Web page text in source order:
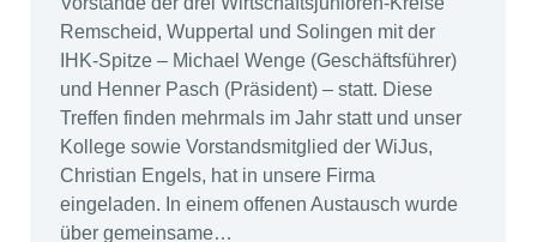
Remscheid, Wuppertal und Solingen mit der
IHK-Spitze – Michael Wenge (Geschäftsführer)
und Henner Pasch (Präsident) – statt. Diese
Treffen finden mehrmals im Jahr statt und unser
Kollege sowie Vorstandsmitglied der WiJus,
Christian Engels, hat in unsere Firma
eingeladen. In einem offenen Austausch wurde
über gemeinsame…